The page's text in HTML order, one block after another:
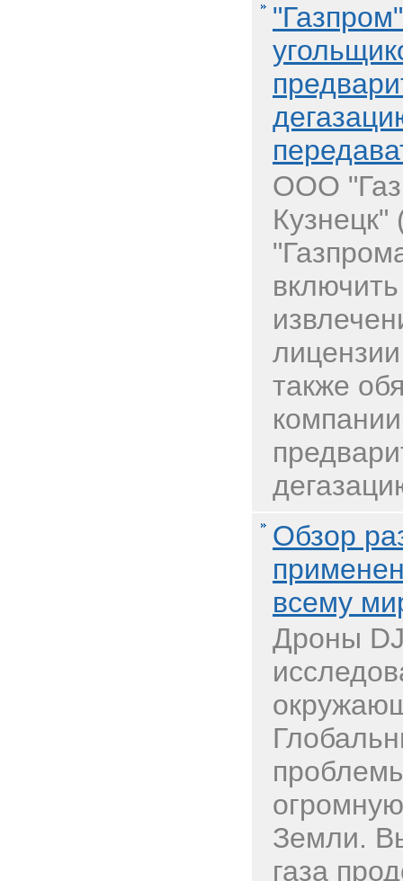
ООО
Кузнецк"
также
Обзор
всему
Дроны
Земли.
газа